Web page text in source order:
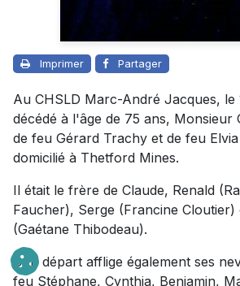
Imprimer Partager
Au CHSLD Marc-André Jacques, le
décédé à l'âge de 75 ans, Monsieur
de feu Gérard Trachy et de feu
domicilié à Thetford Mines.
Il était le frère de Claude, Renald
Faucher), Serge (Francine
(Gaétane Thibodeau).
Son départ afflige également ses
feu Stéphane, Cynthia, Benjamin,